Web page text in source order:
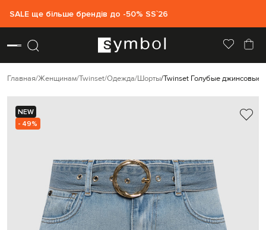
SALE ще більше брендів до -50% SS`26
Главная Женщинам Twinset Одежда Шорты Twinset Голубые джинсовые
NEW
- 49%